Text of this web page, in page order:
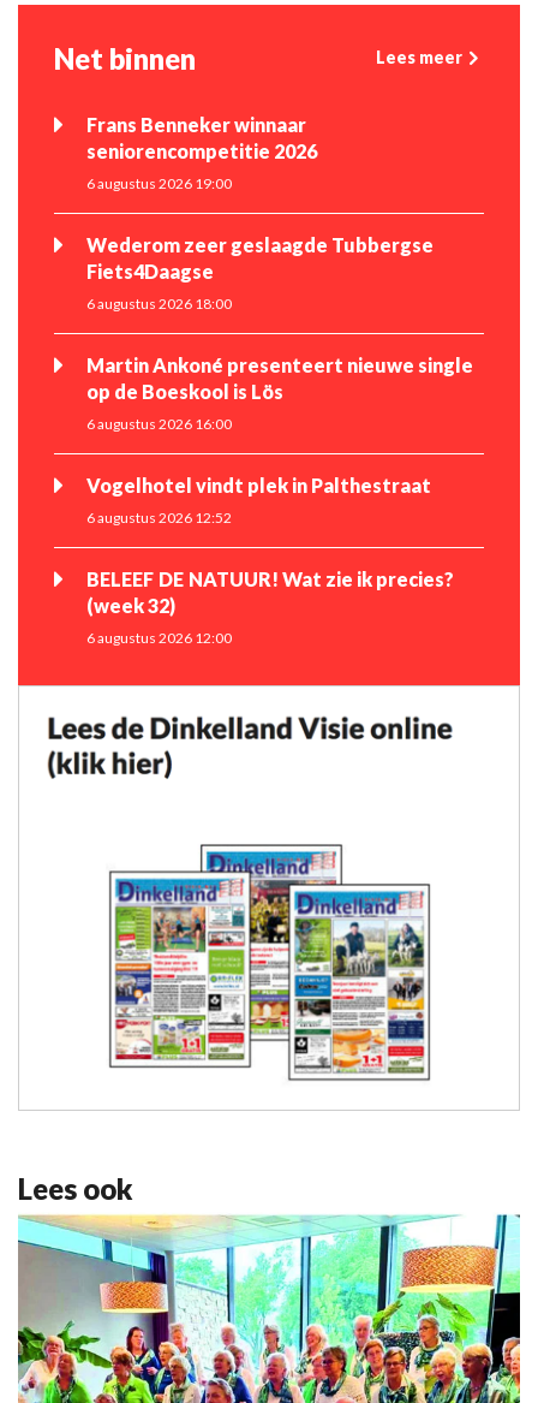
Net binnen Lees meer
Frans Benneker winnaar
seniorencompetitie 2026
6 augustus 2026 19:00
Wederom zeer geslaagde Tubbergse
Fiets4Daagse
6 augustus 2026 18:00
Martin Ankoné presenteert nieuwe single
op de Boeskool is Lös
6 augustus 2026 16:00
Vogelhotel vindt plek in Palthestraat
6 augustus 2026 12:52
BELEEF DE NATUUR! Wat zie ik precies?
(week 32)
6 augustus 2026 12:00
Lees ook